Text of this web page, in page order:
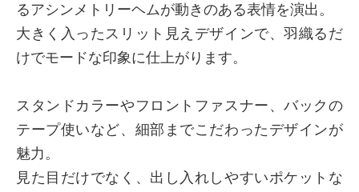
るアシンメトリーヘムが動きのある表情を演出。
大きく入ったスリット見えデザインで、羽織るだ
けでモードな印象に仕上がります。
スタンドカラーやフロントファスナー、バックの
テープ使いなど、細部までこだわったデザインが
魅力。
見た目だけでなく、出し入れしやすいポケットな